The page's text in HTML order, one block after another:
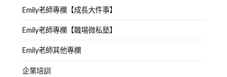
Emily老師專欄【成長大件事】
Emily老師專欄【職場微私塾】
Emily老師其他專欄
企業培訓